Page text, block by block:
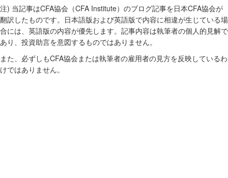
注) 当記事はCFA協会（CFA Institute）のブログ記事を日本CFA協会が
翻訳したものです。日本語版および英語版で内容に相違が生じている場
合には、英語版の内容が優先します。記事内容は執筆者の個人的見解で
あり、投資助言を意図するものではありません。
また、必ずしもCFA協会または執筆者の雇用者の見方を反映しているわ
けではありません。